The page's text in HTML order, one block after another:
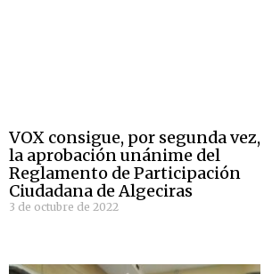
VOX consigue, por segunda vez,
la aprobación unánime del
Reglamento de Participación
Ciudadana de Algeciras
3 de octubre de 2022